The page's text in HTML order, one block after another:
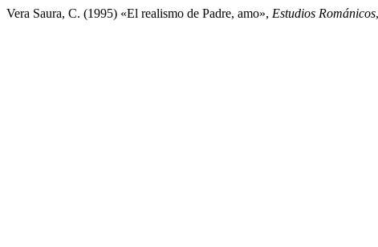
Vera Saura, C. (1995) «El realismo de Padre, amo», Estudios Románicos